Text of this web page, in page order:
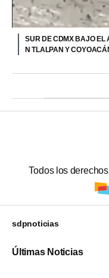
SUR DE CDMX BAJO EL
N TLALPAN Y
Todos los
sdpnoticias
Últimas Noticias